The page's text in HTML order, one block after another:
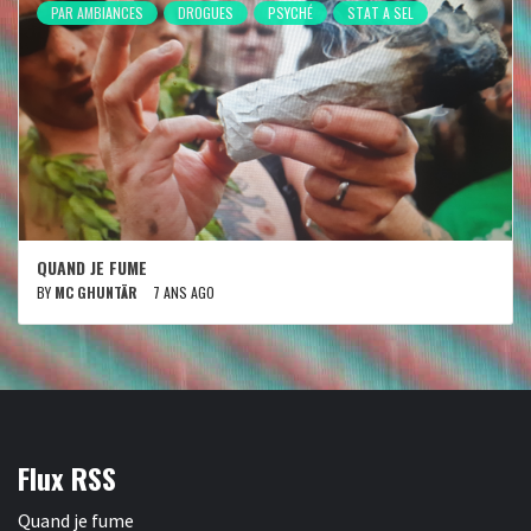
PAR AMBIANCES DROGUES PSYCHÉ STAT A SEL
QUAND JE FUME
BY MC GHUNTÄR 7 ANS AGO
Flux RSS
Quand je fume